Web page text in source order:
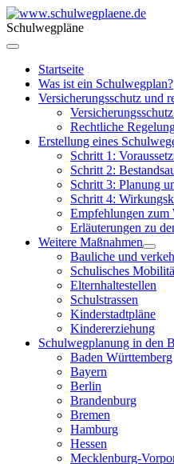
Schulwegpläne
Startseite
Was ist ein Schulwegplan?
Versicherungsschutz und
Rechtliche
Erstellung eines
Schritt 1:
Schritt 2:
Schritt 3: Planung
Schritt 4:
Empfehlungen zum
Erläuterungen zu
Weitere Maßnahmen
Bauliche und
Schulisches
Elternhaltestellen
Schulstrassen
Kinderstadtpläne
Kindererziehung
Schulwegplanung in den
Baden Württemberg
Bayern
Berlin
Brandenburg
Bremen
Hamburg
Hessen
Mecklenburg-